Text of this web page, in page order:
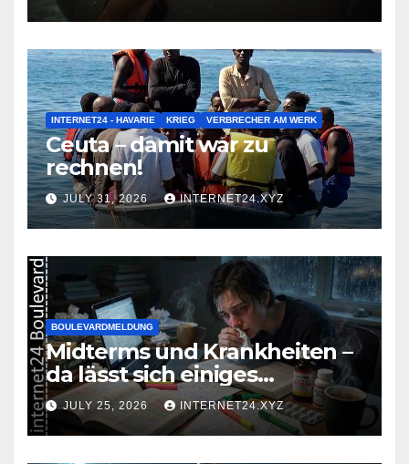
INTERNET24 - HAVARIE KRIEG VERBRECHER AM WERK
Ceuta – damit war zu
rechnen!
JULY 31, 2026 INTERNET24.XYZ
BOULEVARDMELDUNG
Midterms und Krankheiten –
da lässt sich einiges
zusammenbrauen!
JULY 25, 2026 INTERNET24.XYZ